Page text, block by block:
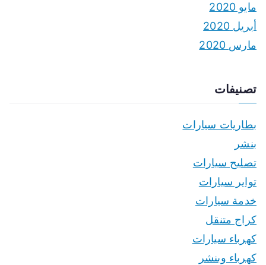
مايو 2020
أبريل 2020
مارس 2020
تصنيفات
بطاريات سيارات
بنشر
تصليح سيارات
تواير سيارات
خدمة سيارات
كراج متنقل
كهرباء سيارات
كهرباء وبنشر